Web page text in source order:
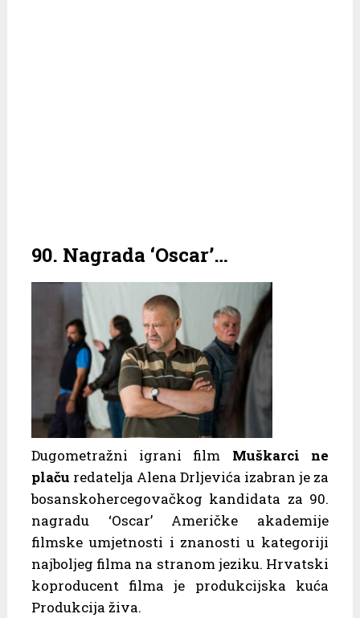
90. Nagrada ‘Oscar’…
Dugometražni igrani film Muškarci ne
plaču redatelja Alena Drljevića izabran je za
bosanskohercegovačkog kandidata za 90.
nagradu ‘Oscar’ Američke akademije
filmske umjetnosti i znanosti u kategoriji
najboljeg filma na stranom jeziku. Hrvatski
koproducent filma je produkcijska kuća
Produkcija živa.